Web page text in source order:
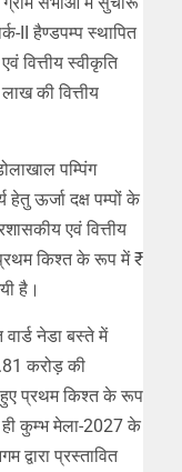
II हैण्डपम्प स्थापित
वित्तीय स्वीकृति
की वित्तीय
पम्पिंग
हेतु ऊर्जा दक्ष पम्पों के
एवं वित्तीय
किश्त के रूप में ₹
है।
वार्ड नेडा बस्ते में
करोड़ की
हुए प्रथम किश्त के रूप
ही कुम्भ मेला-2027 के
द्वारा प्रस्तावित